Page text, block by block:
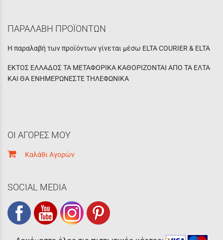
ΠΑΡΑΛΑΒΗ ΠΡΟΪΟΝΤΩΝ
Η παραλαβή των προϊόντων γίνεται μέσω ELTA COURIER & ELTA
ΕΚΤΟΣ ΕΛΛΑΔΟΣ ΤΑ ΜΕΤΑΦΟΡΙΚΑ ΚΑΘΟΡΙΖΟΝΤΑΙ ΑΠΟ ΤΑ ΕΛΤΑ
ΚΑΙ ΘΑ ΕΝΗΜΕΡΩΝΕΣΤΕ ΤΗΛΕΦΩΝΙΚΑ
ΟΙ ΑΓΟΡΕΣ ΜΟΥ
Καλάθι Αγορών
SOCIAL MEDIA